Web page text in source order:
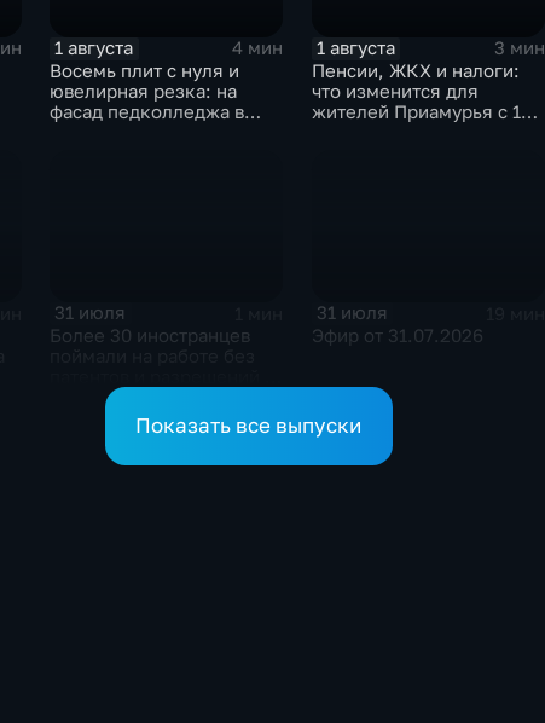
1 августа
4 мин
Восемь плит с нуля и
ювелирная резка: на
фасад педколледжа в
1 августа
3 мин
Пенсии, ЖКХ и налоги:
что изменится для
жителей Приамурья с 1
31 июля
Более 30 иностранцев
Сковородинском округе
31 июля
Эфир от 31.07.2026
Показать все выпуски